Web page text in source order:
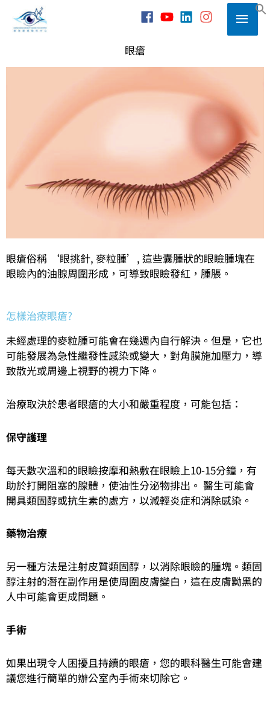
Main
眼瘡
眼瘡俗稱 ‘眼挑針, 麥粒腫’, 這些囊腫狀的眼瞼腫塊在
眼瞼內的油腺周圍形成，可導致眼瞼發紅，腫脹。
怎樣治療眼瘡?
未經處理的麥粒腫可能會在幾週內自行解決。但是，它也
可能發展為急性繼發性感染或變大，對角膜施加壓力，導
致散光或周邊上視野的視力下降。
治療取決於患者眼瘡的大小和嚴重程度，可能包括：
保守護理
每天數次溫和的眼瞼按摩和熱敷在眼瞼上10-15分鐘，有
助於打開阻塞的腺體，使油性分泌物排出。 醫生可能會
開具類固醇或抗生素的處方，以減輕炎症和消除感染。
藥物治療
另一種方法是注射皮質類固醇，以消除眼瞼的腫塊。類固
醇注射的潛在副作用是使周圍皮膚變白，這在皮膚黝黑的
人中可能會更成問題。
手術
如果出現令人困擾且持續的眼瘡，您的眼科醫生可能會建
議您進行簡單的辦公室內手術來切除它。